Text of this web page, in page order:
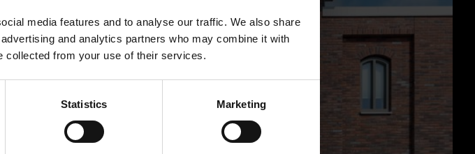
media features and to analyse our traffic. We also share
and analytics partners who may combine it with
collected from your use of their services.
Statistics Marketing